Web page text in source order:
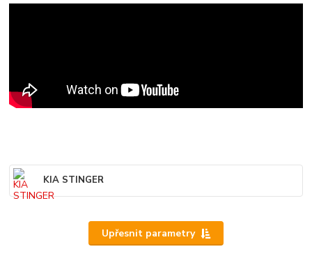
KIA STINGER
Upřesnit parametry